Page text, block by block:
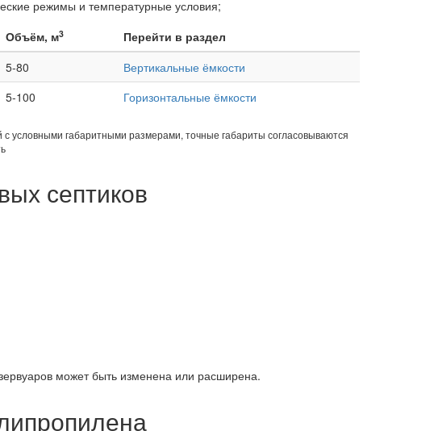
режимы и температурные условия;
Объём, м3
Перейти в раздел
5-80
Вертикальные ёмкости
5-100 Горизонтальные ёмкости
условными габаритными размерами, точные габариты согласовываются
септиков
может быть изменена или расширена.